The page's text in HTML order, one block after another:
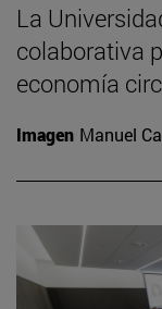
La
colaborativa
economía
Imagen Manuel